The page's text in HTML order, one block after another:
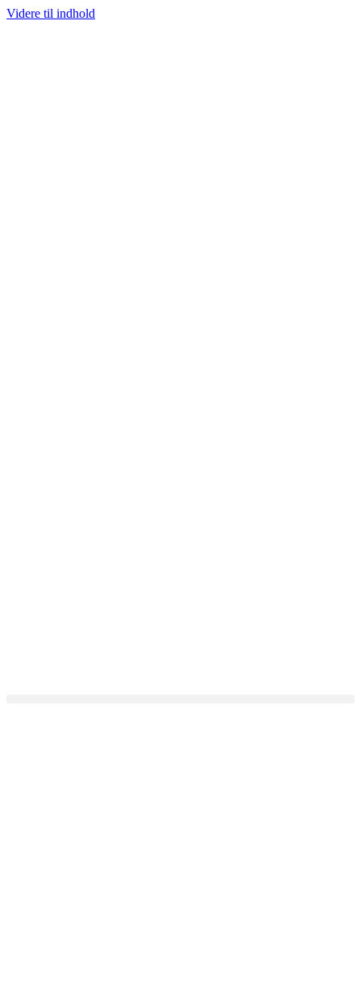
Videre til indhold